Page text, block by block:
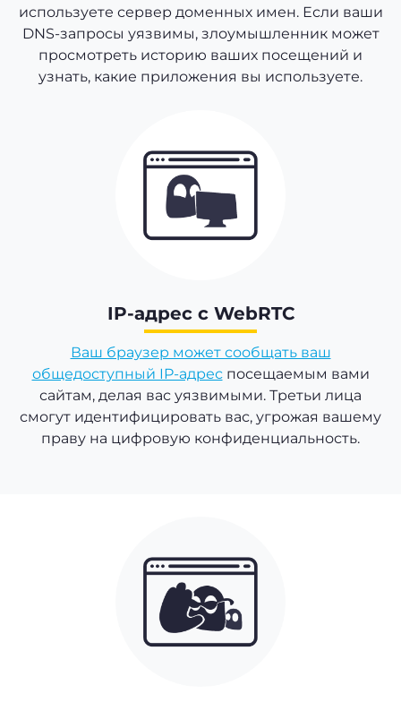
используете сервер доменных имен. Если ваши
DNS-запросы уязвимы, злоумышленник может
просмотреть историю ваших посещений и
узнать, какие приложения вы используете.
IP-адрес с WebRTC
Ваш браузер может сообщать ваш
общедоступный IP-адреспосещаемым вами
сайтам, делая вас уязвимыми. Третьи лица
смогут идентифицировать вас, угрожая вашему
праву на цифровую конфиденциальность.